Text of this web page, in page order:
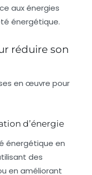
aux énergies
énergétique.
réduire son
en œuvre pour
d’énergie
énergétique en
des
en améliorant